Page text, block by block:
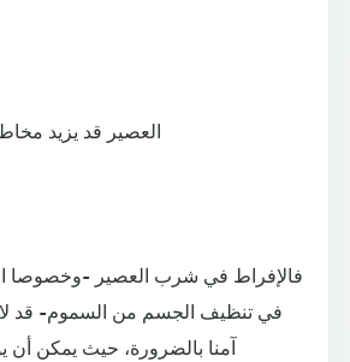
العصير قد يزيد
فالإفراط في شرب العصير -وخصوصا
في تنظيف الجسم من السموم- قد لا
آمنا بالضرورة، حيث يمكن أن